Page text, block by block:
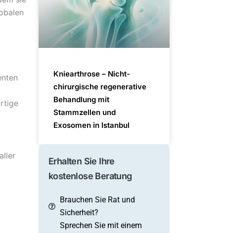
Kniearthrose – Nicht-
chirurgische regenerative
Behandlung mit
Stammzellen und
Exosomen in Istanbul
Erhalten Sie Ihre
kostenlose Beratung
Brauchen Sie Rat und
Sicherheit?
Sprechen Sie mit einem